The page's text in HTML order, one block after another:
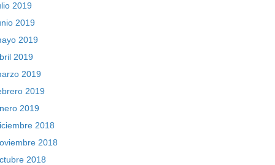
2019
2019
2019
2019
2019
2019
2019
2018
2018
2018